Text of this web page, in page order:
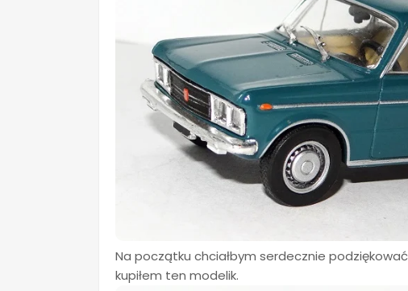
Na początku chciałbym serdecznie
kupiłem ten modelik.